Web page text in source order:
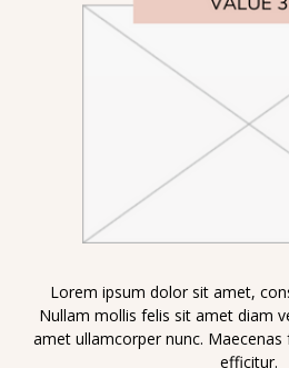
Lorem ipsum dolor sit amet,
Nullam mollis felis sit amet diam
amet ullamcorper nunc.
efficitur.